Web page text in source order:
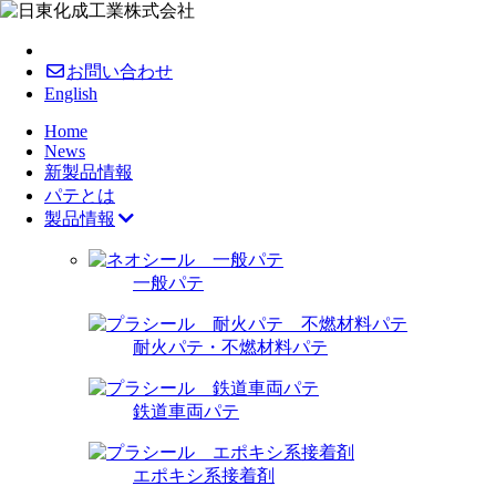
お問い合わせ
English
Home
News
新製品情報
パテとは
製品情報
一般パテ
耐火パテ・不燃材料パテ
鉄道車両パテ
エポキシ系接着剤